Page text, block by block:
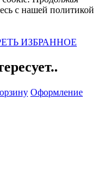
с нашей политикой
ИЗБРАННОЕ
Оформление